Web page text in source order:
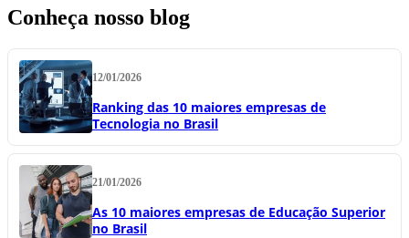
Conheça nosso blog
12/01/2026
Ranking das 10 maiores empresas de
Tecnologia no Brasil
21/01/2026
As 10 maiores empresas de Educação Superior
no Brasil